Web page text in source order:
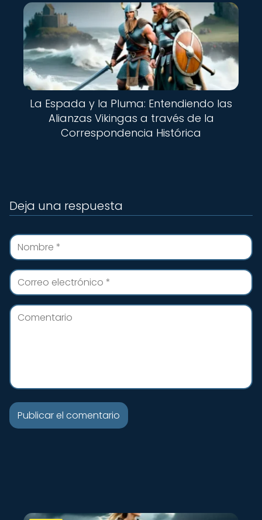
La Espada y la Pluma: Entendiendo las
Alianzas Vikingas a través de la
Correspondencia Histórica
Deja una respuesta